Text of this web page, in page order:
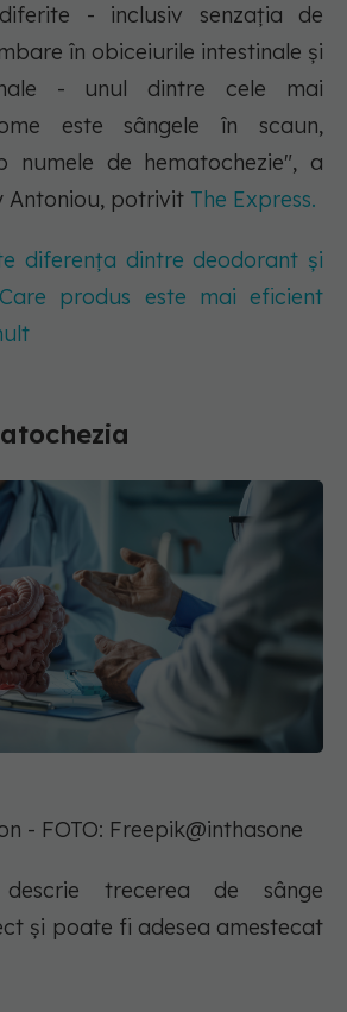
- inclusiv senzația de
în obiceiurile intestinale și
- unul dintre cele mai
este sângele în scaun,
numele de hematochezie", a
Antoniou, potrivit The Express.
diferența dintre deodorant și
produs este mai eficient
- FOTO: Freepik@inthasone
descrie trecerea de sânge
și poate fi adesea amestecat